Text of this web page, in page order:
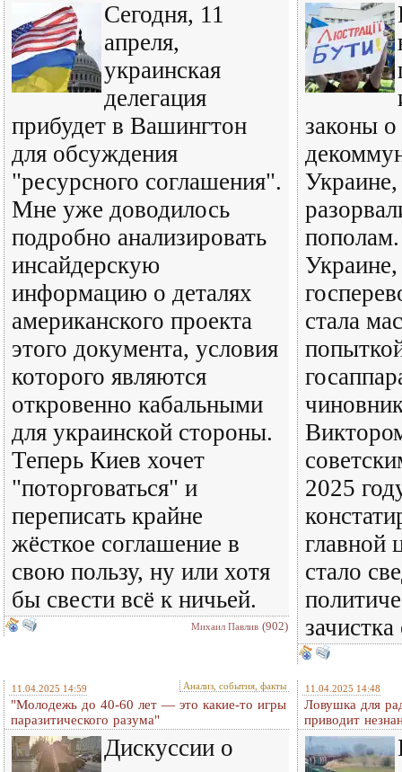
Сегодня, 11
апреля,
украинская
делегация
прибудет в Вашингтон
для обсуждения
"ресурсного соглашения".
Мне уже доводилось
подробно анализировать
инсайдерскую
информацию о деталях
американского проекта
этого документа, условия
которого являются
откровенно кабальными
для украинской стороны.
Теперь Киев хочет
"поторговаться" и
переписать крайне
жёсткое соглашение в
свою пользу, ну или хотя
бы свести всё к ничьей.
Михаил Павлив (902)
законы
Украине,
стала
2025
главной
стало
11.04.2025 14:59 Анализ, события, факты
"Молодежь до 40-60 лет — это какие-то игры
паразитического разума"
Дискуссии о
11.04.2025 14:48
Ловушка для
приводит